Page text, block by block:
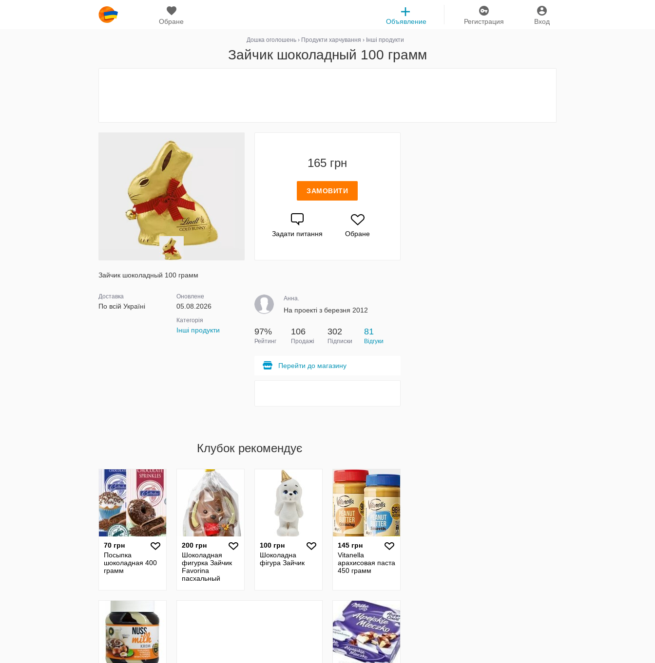
Обране Вход
Регистрация
Объявление
Дошка оголошень› Продукти харчування › Інші продукти
Зайчик шоколадный 100 грамм
165 грн
ЗАМОВИТИ
Задати питання Обране
Зайчик шоколадный 100 грамм
Доставка
По всій Україні
Оновлене
05.08.2026
Категорія
Інші продукти
Анна.
На проекті з березня 2012
97%
Рейтинг
106
Продажі
302
Підписки
81
Відгуки
Перейти до магазину
Клубок рекомендує
70 грн
Посыпка
шоколадная 400
грамм
200 грн
Шоколадная
фигурка Зайчик
Favorina
пасхальный
100 грн
Шоколадна
фігура Зайчик
145 грн
Vitanella
арахисовая паста
450 грамм